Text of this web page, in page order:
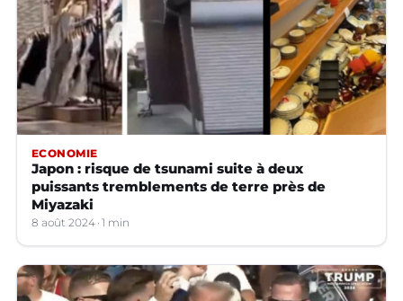
ECONOMIE
Japon : risque de tsunami suite à deux
puissants tremblements de terre près de
Miyazaki
8 août 2024 1 min